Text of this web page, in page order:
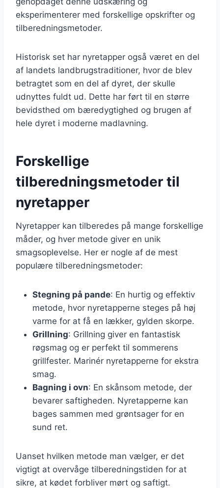
eksperimenterer med forskellige opskrifter og
tilberedningsmetoder.
Historisk set har nyretapper også været en del
af landets landbrugstraditioner, hvor de blev
betragtet som en del af dyret, der skulle
udnyttes fuldt ud. Dette har ført til en større
bevidsthed om bæredygtighed og brugen af
hele dyret i moderne madlavning.
Forskellige
tilberedningsmetoder til
nyretapper
Nyretapper kan tilberedes på mange forskellige
måder, og hver metode giver en unik
smagsoplevelse. Her er nogle af de mest
populære tilberedningsmetoder:
Stegning på pande: En hurtig og effektiv
metode, hvor nyretapperne steges på høj
varme for at få en lækker, gylden skorpe.
Grillning: Grillning giver en fantastisk
røgsmag og er perfekt til sommerens
grillfester. Marinér nyretapperne for ekstra
smag.
Bagning i ovn: En skånsom metode, der
bevarer saftigheden. Nyretapperne kan
bages sammen med grøntsager for en
sund ret.
Uanset hvilken metode man vælger, er det
vigtigt at overvåge tilberedningstiden for at
sikre, at kødet forbliver mørt og saftigt.